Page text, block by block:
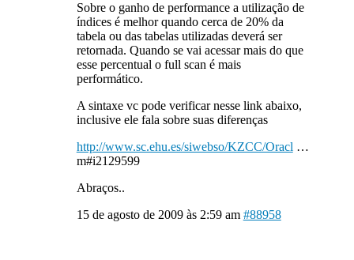
Sobre o ganho de performance a utilização de
índices é melhor quando cerca de 20% da
tabela ou das tabelas utilizadas deverá ser
retornada. Quando se vai acessar mais do que
esse percentual o full scan é mais
performático.
A sintaxe vc pode verificar nesse link abaixo,
inclusive ele fala sobre suas diferenças
http://www.sc.ehu.es/siwebso/KZCC/Oracl …
m#i2129599
Abraços..
15 de agosto de 2009 às 2:59 am #88958